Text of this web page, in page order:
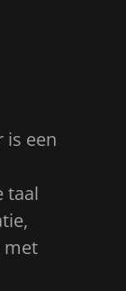
is een
taal
met